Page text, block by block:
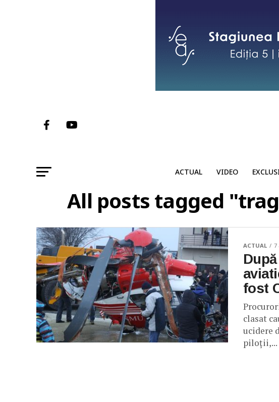
ACTUAL VIDEO
All posts tagged
ACTUAL 7
fost
clasat
ucidere
piloții,...